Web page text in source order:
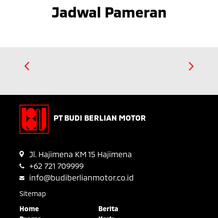
Jadwal Pameran
PT BUDI BERLIAN MOTOR
Jl. Hajimena KM 15 Hajimena
+62 721 709999
info@budiberlianmotor.co.id
Sitemap
Home
Berita